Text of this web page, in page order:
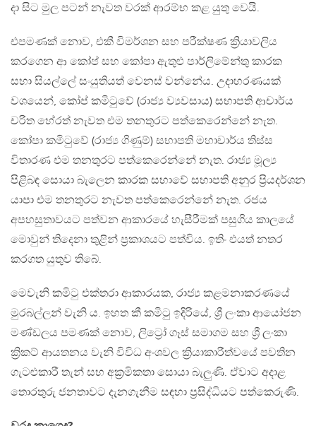
දා සිට මුල පටන් නැවත වරක් ආරම්භ කළ යුතු වෙයි.
එපමණක් නොව, එකී විමර්ශන සහ පරීක්ෂණ ක්‍රියාවලිය
කරගෙන ආ කෝප් සහ කෝපා ඇතුළු පාර්ලිමේන්තු කාරක
සභා සියල්ලේ සංයුතියත් වෙනස් වන්නේය. උදාහරණයක්
වශයෙන්, කෝප් කමිටුවේ (රාජ්‍ය ව්‍යවසාය) සභාපති ආචාර්ය
චරිත හේරත් නැවත එම තනතුරට පත්කෙරෙන්නේ නැත.
කෝපා කමිටුවේ (රාජ්‍ය ගිණුම්) සභාපති මහාචාර්ය තිස්ස
විතාරණ එම තනතුරට පත්කෙරෙන්නේ නැත. රාජ්‍ය මූල්‍ය
පිළිබඳ සොයා බැලෙන කාරක සභාවේ සභාපති අනුර ප්‍රියදර්ශන
යාපා එම තනතුරට නැවත පත්කෙරෙන්නේ නැත. රජය
අපහසුතාවයට පත්වන ආකාරයේ හැසීරීමක් පසුගිය කාලයේ
මොවුන් තිදෙනා තුළින් ප්‍රකාශයට පත්විය. ඉතිං එයත් නතර
කරගත යුතුව තිබේ.
මෙවැනි කමිටු එක්තරා ආකාරයක, රාජ්‍ය කළමනාකරණයේ
මුරබල්ලන් වැනි ය. ඉහත කී කමිටු ඉදිරියේ, ශ්‍රී ලංකා ආයෝජන
මණ්ඩලය පමණක් නොව, ලිට්‍රෝ ගෑස් සමාගම සහ ශ්‍රී ලංකා
ක්‍රිකට් ආයතනය වැනි විවිධ අංශවල ක්‍රියාකාරීත්වයේ පවතින
ගැටළුකාරී තැන් සහ අක්‍රමිකතා සොයා බැලුණි. ඒවාට අදාළ
තොරතුරු ජනතාවට දැනගැනීම සඳහා ප්‍රසිද්ධියට පත්කෙරුණි.